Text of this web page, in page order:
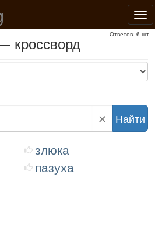
кроссворд
Ответов: 6 шт.
злюка
пазуха
✕ Найти